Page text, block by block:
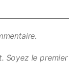
Soyez le premier